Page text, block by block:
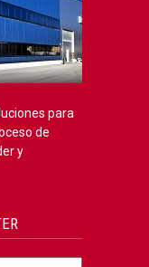
para
de
y